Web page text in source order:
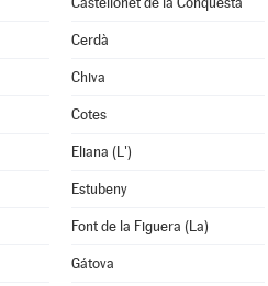
Cerdà
Chiva
Cotes
Eliana (L')
Estubeny
Font de la Figuera (La)
Gátova